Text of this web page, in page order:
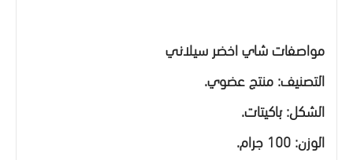
مواصفات شاي اخضر سيلاني
التصنيف: منتج عضوي.
الشكل: باكيتات.
الوزن: 100 جرام.